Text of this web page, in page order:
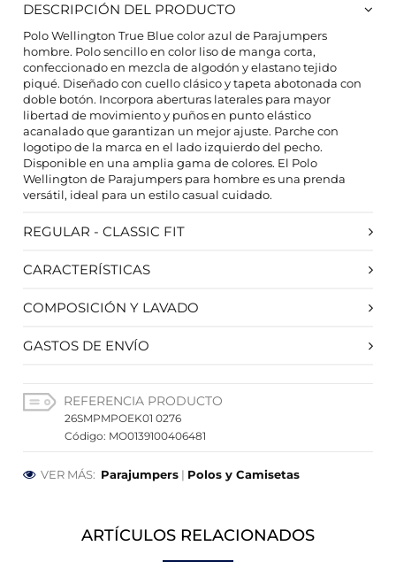
DESCRIPCIÓN DEL PRODUCTO
Polo Wellington True Blue color azul de Parajumpers
hombre. Polo sencillo en color liso de manga corta,
confeccionado en mezcla de algodón y elastano tejido
piqué. Diseñado con cuello clásico y tapeta abotonada con
doble botón. Incorpora aberturas laterales para mayor
libertad de movimiento y puños en punto elástico
acanalado que garantizan un mejor ajuste. Parche con
logotipo de la marca en el lado izquierdo del pecho.
Disponible en una amplia gama de colores. El Polo
Wellington de Parajumpers para hombre es una prenda
versátil, ideal para un estilo casual cuidado.
REGULAR - CLASSIC FIT
CARACTERÍSTICAS
COMPOSICIÓN Y LAVADO
GASTOS DE ENVÍO
REFERENCIA PRODUCTO
26SMPMPOEK01 0276
Código: MO0139100406481
VER MÁS: Parajumpers | Polos y Camisetas
ARTÍCULOS RELACIONADOS
CONFIGURACIÓN DE COOKIES
HABILITAR TODO RECHAZAR TODO
Estas cookies son necesarias para que el sitio web
sistemas. Puede configurar su navegador para bloquear
o alertar sobre estas cookies, pero alguna áreas del sitio
información de identificación personal.
Cookies de rendimiento y analíticas
o menos visitadas, y cómo los visitantes navegan por el
sitio. Toda la información que recogen estas cookies es
agregada y, por lo tanto, es anónima.
Estas cookies permiten a la página web recordar
preferido o la región en la que usted se encuentra.